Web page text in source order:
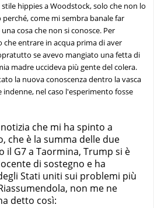
hippies a Woodstock, solo che non lo
come mi sembra banale far
cosa che non si conosce. Per
entrare in acqua prima di aver
se avevo mangiato una fetta di
madre uccideva più gente del colera.
la nuova conoscenza dentro la vasca
nel caso l'esperimento fosse
che mi ha spinto a
che è la summa delle due
il G7 a Taormina, Trump si è
di sostegno e ha
Stati uniti sui problemi più
non me ne
detto così: